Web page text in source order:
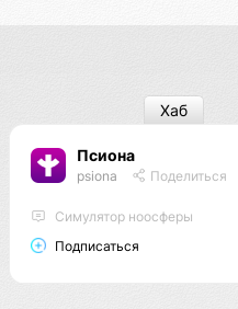
Псиона
psiona Поделиться
Cимулятор ноосферы
Подписаться
Хаб